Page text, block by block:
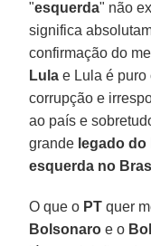
"esquerda" não
significa
confirmação do
Lula e Lula é
corrupção e
ao país e
grande legado
esquerda no
O que o PT quer
Bolsonaro e o